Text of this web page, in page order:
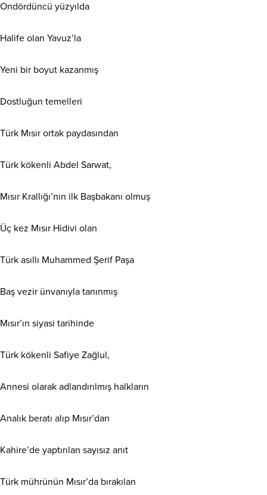
Ondördüncü yüzyılda
Halife olan Yavuz’la
Yeni bir boyut kazanmış
Dostluğun temelleri
Türk Mısır ortak paydasından
Türk kökenli Abdel Sarwat,
Mısır Krallığı’nın ilk Başbakanı olmuş
Üç kez Mısır Hidivi olan
Türk asıllı Muhammed Şerif Paşa
Baş vezir ünvanıyla tanınmış
Mısır’ın siyasi tarihinde
Türk kökenli Safiye Zağlul,
Annesi olarak adlandırılmış halkların
Analık beratı alıp Mısır’dan
Kahire’de yaptırılan sayısız anıt
Türk mührünün Mısır’da bırakılan